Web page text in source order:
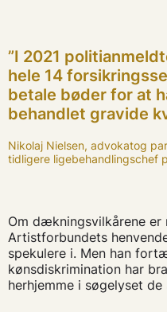
”I 2021
hele 14
betale bøder for at
behandlet gravide
Nikolaj Nielsen, advokatog
tidligere ligebehandlingschef
Om dækningsvilkårene
Artistforbundets
spekulere i. Men han
kønsdiskrimination har
herhjemme i søgelyset de